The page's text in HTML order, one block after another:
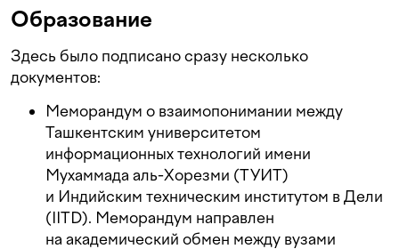
Образование
Здесь было подписано сразу несколько
документов:
Меморандум о взаимопонимании между
Ташкентским университетом
информационных технологий имени
Мухаммада аль-Хорезми (ТУИТ)
и Индийским техническим институтом в Дели
(IITD). Меморандум направлен
на академический обмен между вузами